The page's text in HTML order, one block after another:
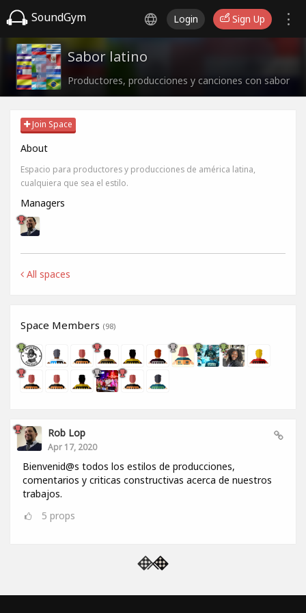
SoundGym Login Sign Up
Sabor latino
Productores, producciones y canciones con sabor
Join Space
About
Espacio para productores y producciones de américa latina,
cualquiera que sea el estilo.
Managers
All spaces
Space Members (98)
Rob Lop
Apr 17, 2020
Bienvenid@s todos los estilos de producciones,
comentarios y criticas constructivas acerca de nuestros
trabajos.
5 props